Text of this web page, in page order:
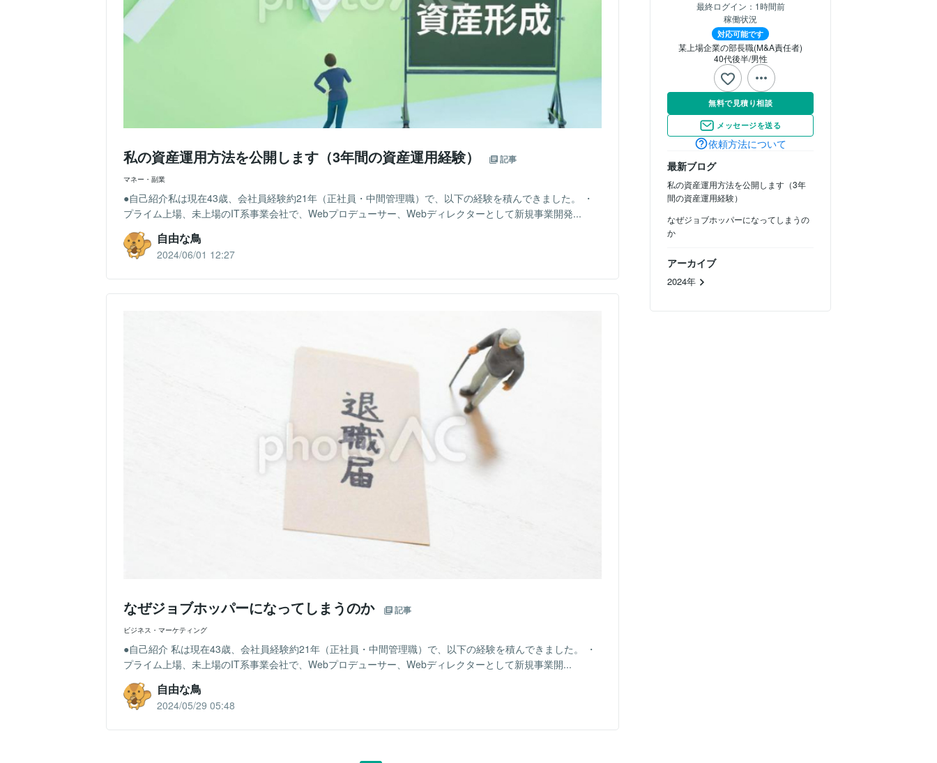
最終ログイン： 1時間前
稼働状況
対応可能です
某上場企業の部長職(M&A責任者)
40代後半男性
無料で見積り相談
メッセージを送る
依頼方法について
最新ブログ
私の資産運用方法を公開します（3年
間の資産運用経験）
なぜジョブホッパーになってしまうの
か
アーカイブ
2024年
私の資産運用方法を公開します（3年間の資産運用経験） 記事
マネー・副業
●自己紹介私は現在43歳、会社員経験約21年（正社員・中間管理職）で、以下の経験を積んできました。 ・
プライム上場、未上場のIT系事業会社で、Webプロデューサー、Webディレクターとして新規事業開発...
自由な鳥
2024/06/01 12:27
なぜジョブホッパーになってしまうのか 記事
ビジネス・マーケティング
●自己紹介 私は現在43歳、会社員経験約21年（正社員・中間管理職）で、以下の経験を積んできました。 ・
プライム上場、未上場のIT系事業会社で、Webプロデューサー、Webディレクターとして新規事業開...
自由な鳥
2024/05/29 05:48